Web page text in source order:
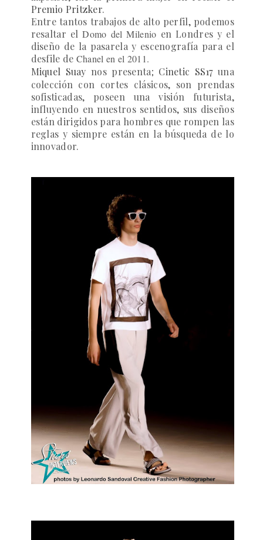
Premio Pritzker.
Entre tantos trabajos de alto perfil, podemos
resaltar elDomo del Milenio en Londres y el
diseño de la pasarela y escenografía para el
desfile de Chanel en el 2011.
Miquel Suay nos presenta; Cinetic SS17 una
colección con cortes clásicos, son prendas
sofisticadas, poseen una visión futurista,
influyendo en nuestros sentidos, sus diseños
están dirigidos para hombres que rompen las
reglas y siempre están en la búsqueda de lo
innovador.